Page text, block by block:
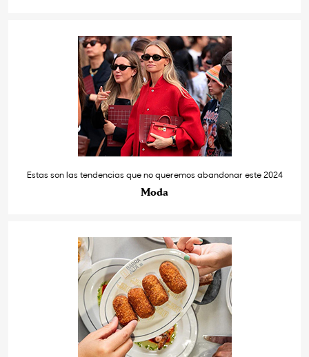
Estas son las tendencias que no queremos abandonar este 2024
Moda